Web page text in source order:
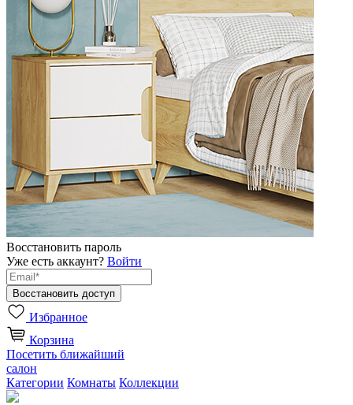
Восстановить пароль
Уже есть аккаунт? Войти
Избранное
Корзина
Посетить ближайший
салон
Категории Комнаты Коллекции